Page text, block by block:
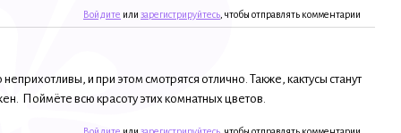
Войдите или зарегистрируйтесь , чтобы отправлять комментарии
и при этом смотрятся отлично. Также, кактусы станут
Поймёте всю красоту этих комнатных цветов.